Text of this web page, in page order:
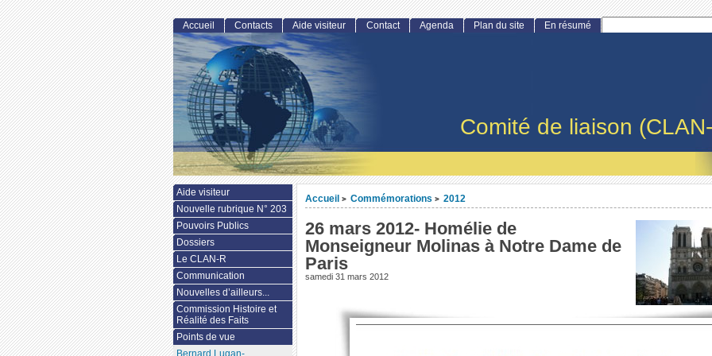
Comité de liaison
Accueil > Commémorations > 2012
26 mars 2012- Homélie de
Monseigneur Molinas à Notre Dame de
Paris
samedi 31 mars 2012
Accueil Contacts Aide visiteur Contact Agenda Plan du site En résumé
Aide visiteur
Nouvelle rubrique N° 203
Pouvoirs Publics
Dossiers
Le CLAN-R
Communication
Nouvelles d’ailleurs...
Commission Histoire et
Réalité des Faits
Points de vue